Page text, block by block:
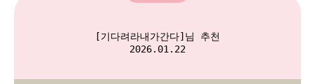
[기다려라내가간다]님 추천
2026.01.22